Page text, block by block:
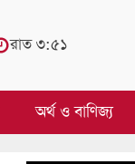
রাত ৩:৫১
অর্থ ও বাণিজ্য